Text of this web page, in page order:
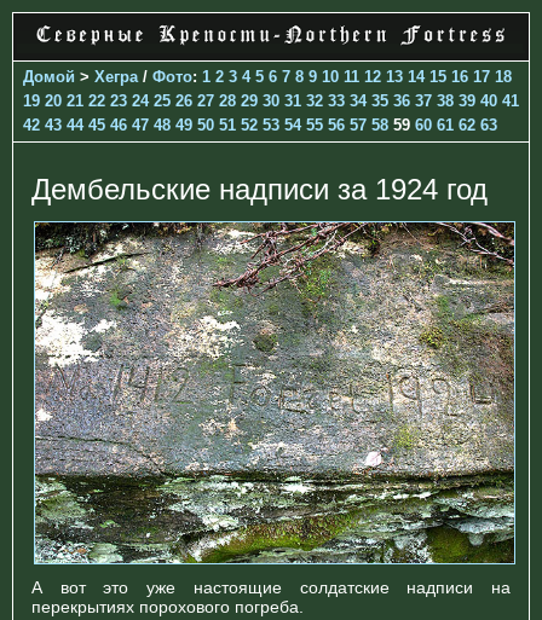
Домой > Хегра / Фото: 1 2 3 4 5 6 7 8 9 10 11 12 13 14 15 16 17 18
19 20 21 22 23 24 25 26 27 28 29 30 31 32 33 34 35 36 37 38 39 40 41
42 43 44 45 46 47 48 49 50 51 52 53 54 55 56 57 58 59 60 61 62 63
Дембельские надписи за 1924 год
А вот это уже настоящие солдатские надписи на
перекрытиях порохового погреба.